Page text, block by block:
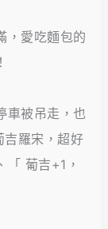
，愛吃麵包的
車被吊走，也
吉羅宋，超好
「 葡吉+1，